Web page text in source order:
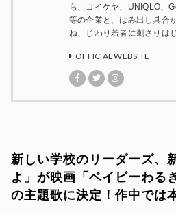
ら、コイケヤ、UNIQLO、
等の企業と、はみ出し具合
ね、じわり若者に刺さりは
OFFICIAL WEBSITE
新しい学校のリーダーズ、
よ」が映画「ベイビーわる
の主題歌に決定！作中では